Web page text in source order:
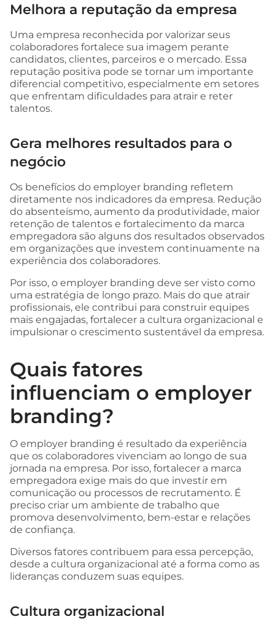
Melhora a reputação da empresa
Uma empresa reconhecida por valorizar seus
colaboradores fortalece sua imagem perante
candidatos, clientes, parceiros e o mercado. Essa
reputação positiva pode se tornar um importante
diferencial competitivo, especialmente em setores
que enfrentam dificuldades para atrair e reter
talentos.
Gera melhores resultados para o
negócio
Os benefícios do employer branding refletem
diretamente nos indicadores da empresa. Redução
do absenteísmo, aumento da produtividade, maior
retenção de talentos e fortalecimento da marca
empregadora são alguns dos resultados observados
em organizações que investem continuamente na
experiência dos colaboradores.
Por isso, o employer branding deve ser visto como
uma estratégia de longo prazo. Mais do que atrair
profissionais, ele contribui para construir equipes
mais engajadas, fortalecer a cultura organizacional e
impulsionar o crescimento sustentável da empresa.
Quais fatores
influenciam o employer
branding?
O employer branding é resultado da experiência
que os colaboradores vivenciam ao longo de sua
jornada na empresa. Por isso, fortalecer a marca
empregadora exige mais do que investir em
comunicação ou processos de recrutamento. É
preciso criar um ambiente de trabalho que
promova desenvolvimento, bem-estar e relações
de confiança.
Diversos fatores contribuem para essa percepção,
desde a cultura organizacional até a forma como as
lideranças conduzem suas equipes.
Cultura organizacional